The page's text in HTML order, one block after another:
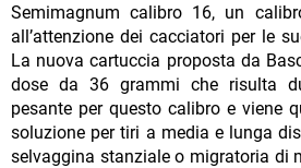
Semimagnum calibro 16, un
all’attenzione dei cacciatori per le
La nuova cartuccia proposta da
dose da 36 grammi che risulta
pesante per questo calibro e viene
soluzione per tiri a media e lunga
selvaggina stanziale o migratoria di